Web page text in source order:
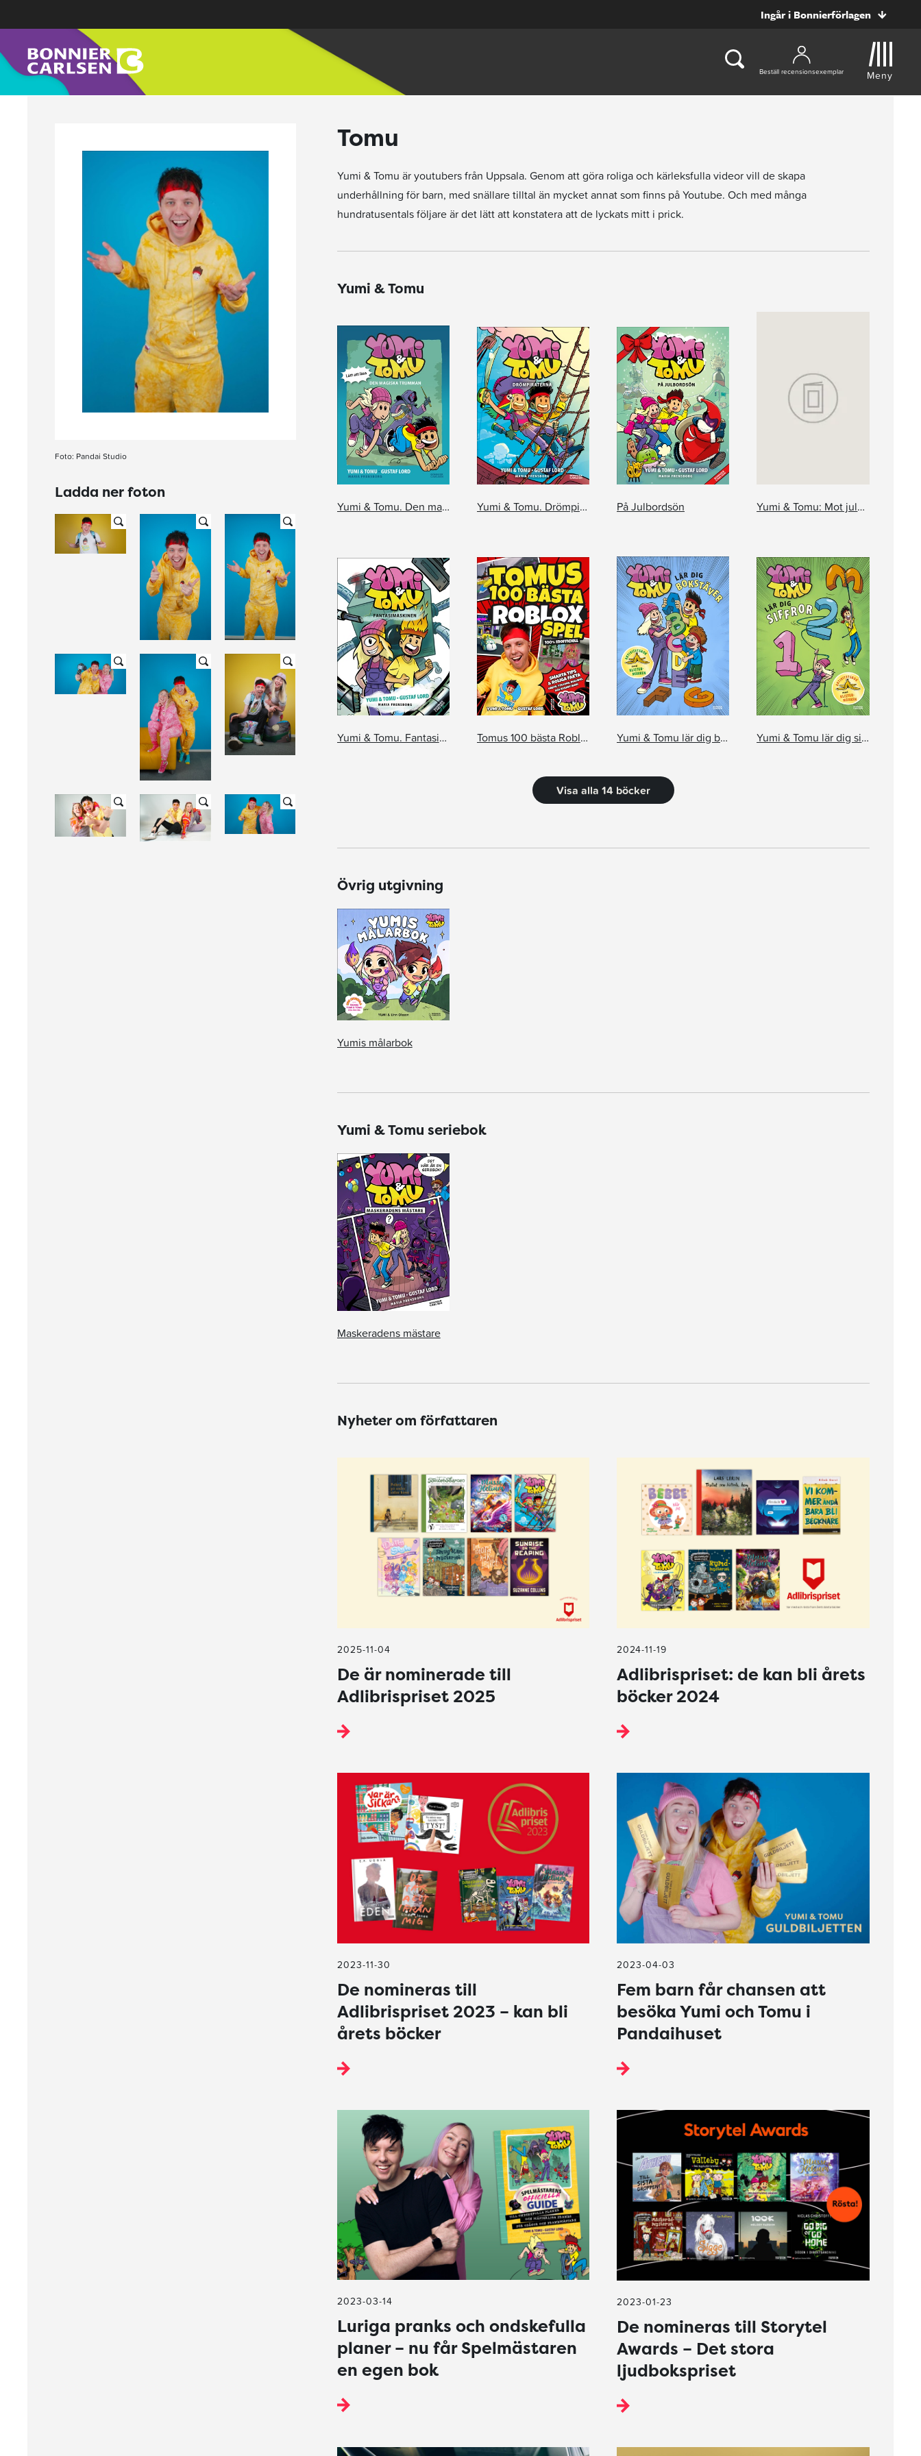
Ingår i Bonnierförlagen
Beställ recensionsexemplar Meny
Foto: Pandai Studio
Ladda ner foton
Tomu
Yumi & Tomu är youtubers från Uppsala. Genom att göra roliga och kärleksfulla videor vill de skapa
underhållning för barn, med snällare tilltal än mycket annat som finns på Youtube. Och med många
hundratusentals följare är det lätt att konstatera att de lyckats mitt i prick.
Yumi & Tomu
Yumi & Tomu. Den magiska trumman Yumi & Tomu. Drömpiraterna På Julbordsön Yumi & Tomu: Mot julgranens topp!
Yumi & Tomu. Fantasimaskinen Tomus 100 bästa Robloxspel Yumi & Tomu lär dig bokstäver Yumi & Tomu lär dig siffror
Visa alla 14 böcker
Övrig utgivning
Yumis målarbok
Yumi & Tomu seriebok
Maskeradens mästare
Nyheter om författaren
2025-11-04
De är nominerade till
Adlibrispriset 2025
2024-11-19
Adlibrispriset: de kan bli årets
böcker 2024
2023-11-30
De nomineras till
Adlibrispriset 2023 – kan bli
årets böcker
2023-04-03
Fem barn får chansen att
besöka Yumi och Tomu i
Pandaihuset
2023-03-14
Luriga pranks och ondskefulla
planer – nu får Spelmästaren
en egen bok
2023-01-23
De nomineras till Storytel
Awards – Det stora
ljudbokspriset